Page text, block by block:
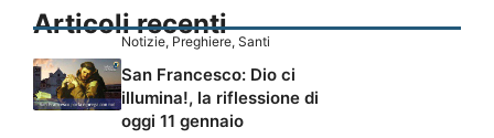
Articoli recenti
Notizie, Preghiere, Santi
San Francesco: Dio ci
illumina!, la riflessione di
oggi 11 gennaio